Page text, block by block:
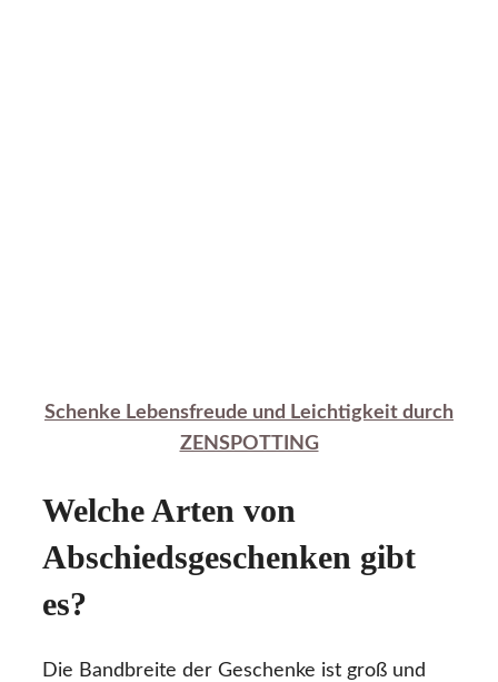
Schenke Lebensfreude und Leichtigkeit durch
ZENSPOTTING
Welche Arten von
Abschiedsgeschenken gibt
es?
Die Bandbreite der Geschenke ist groß und